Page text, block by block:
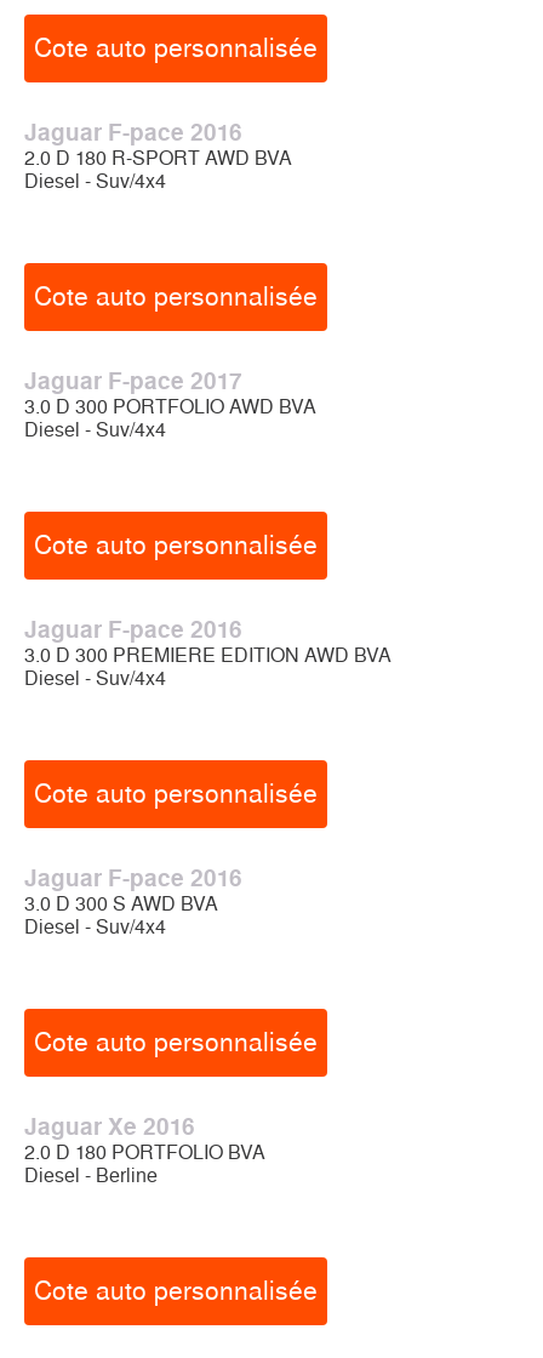
Cote auto personnalisée
Jaguar F-pace 2016
2.0 D 180 R-SPORT AWD BVA
Diesel - Suv/4x4
Cote auto personnalisée
Jaguar F-pace 2017
3.0 D 300 PORTFOLIO AWD BVA
Diesel - Suv/4x4
Cote auto personnalisée
Jaguar F-pace 2016
3.0 D 300 PREMIERE EDITION AWD BVA
Diesel - Suv/4x4
Cote auto personnalisée
Jaguar F-pace 2016
3.0 D 300 S AWD BVA
Diesel - Suv/4x4
Cote auto personnalisée
Jaguar Xe 2016
2.0 D 180 PORTFOLIO BVA
Diesel - Berline
Cote auto personnalisée